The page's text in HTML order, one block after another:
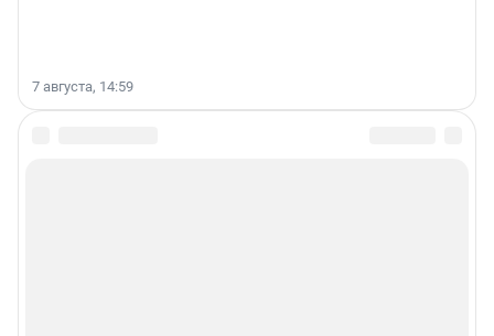
7 августа, 14:59